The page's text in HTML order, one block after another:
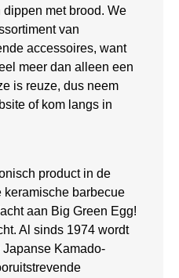
met brood. We
van
accessoires, want
meer dan alleen een
is reuze, dus neem
of kom langs in
product in de
keramische barbecue
aan Big Green Egg!
Al sinds 1974 wordt
Kamado-